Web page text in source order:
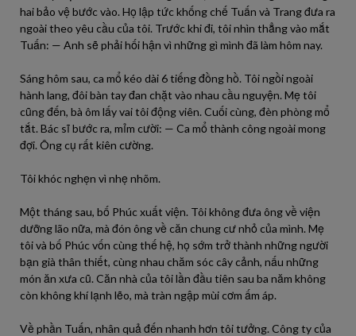
hai bảo vệ bước vào. Họ lập tức khống chế Tuấn và Trang đưa ra
ngoài theo yêu cầu của tôi. Trước khi đi, tôi nhìn thẳng vào mắt
Tuấn: — Anh sẽ phải hối hận vì những gì mình đã làm hôm nay.
Sáng hôm sau, ca mổ kéo dài 6 tiếng đồng hồ. Tôi ngồi ngoài
hành lang, đôi bàn tay đan chặt vào nhau cầu nguyện. Mẹ tôi
cũng đến, bà ôm lấy vai tôi động viên. Cuối cùng, đèn phòng mổ
tắt. Bác sĩ bước ra, mỉm cười: — Ca mổ thành công ngoài mong
đợi. Ông cụ rất kiên cường.
Tôi khóc nghẹn vì nhẹ nhõm.
Một tháng sau, bố Phúc xuất viện. Tôi không đưa ông về viện
dưỡng lão nữa, mà đón ông về căn chung cư nhỏ của mình. Mẹ
tôi và bố Phúc vốn cùng thế hệ, họ sớm trở thành những người
bạn già thân thiết, cùng nhau chăm sóc cây cảnh, nấu những
món ăn xưa cũ. Căn nhà của tôi lần đầu tiên sau ba năm không
còn không khí lạnh lẽo, mà tràn ngập mùi cơm ấm áp.
Về phần Tuấn, nhân quả đến nhanh hơn tôi tưởng. Công ty của